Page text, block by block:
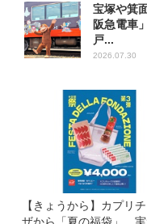
宝塚や箕
阪急電車
戸...
2026.07.30
【きょうから】カプリ